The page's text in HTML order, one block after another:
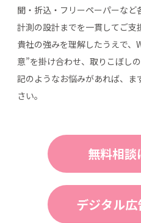
聞・折込・フリーペーパーな
計測の設計までを一貫してご支
貴社の強みを理解したうえで、
意”を掛け合わせ、取りこぼし
記のようなお悩みがあれば、
さい。
無料相談
デジタル